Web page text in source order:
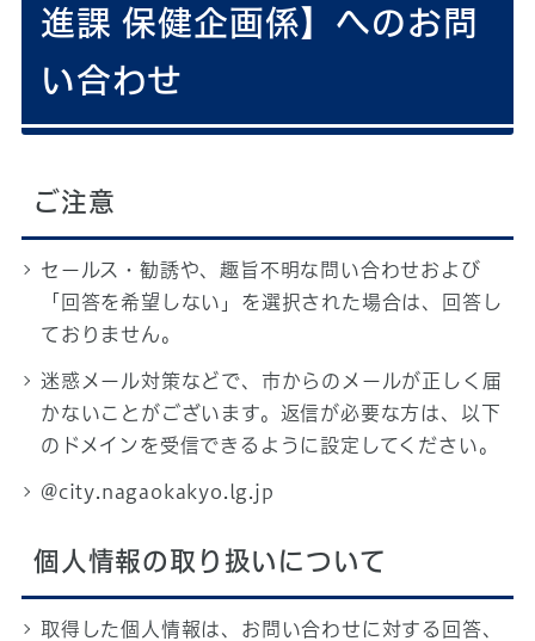
進課 保健企画係】へのお問
い合わせ
ご注意
セールス・勧誘や、趣旨不明な問い合わせおよび
「回答を希望しない」を選択された場合は、回答し
ておりません。
迷惑メール対策などで、市からのメールが正しく届
かないことがございます。返信が必要な方は、以下
のドメインを受信できるように設定してください。
@city.nagaokakyo.lg.jp
個人情報の取り扱いについて
取得した個人情報は、お問い合わせに対する回答、